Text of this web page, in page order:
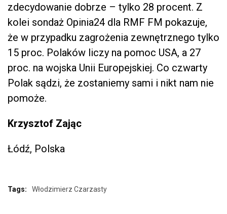
zdecydowanie dobrze – tylko 28 procent. Z
kolei sondaż Opinia24 dla RMF FM pokazuje,
że w przypadku zagrożenia zewnętrznego tylko
15 proc. Polaków liczy na pomoc USA, a 27
proc. na wojska Unii Europejskiej. Co czwarty
Polak sądzi, że zostaniemy sami i nikt nam nie
pomoże.
Krzysztof Zając
Łódź, Polska
Tags: Włodzimierz Czarzasty